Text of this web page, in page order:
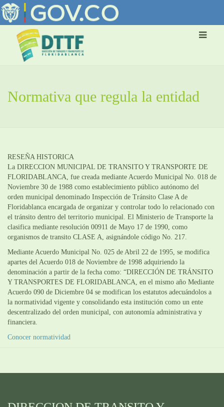
Normativa que regula la entidad
RESEÑA HISTORICA
La DIRECCION MUNICIPAL DE TRANSITO Y TRANSPORTE DE
FLORIDABLANCA, fue creada mediante Acuerdo Municipal No. 018 de
Noviembre 30 de 1988 como establecimiento público autónomo del
orden municipal denominado Inspección de Tránsito Clase A de
Floridablanca encargada de organizar y controlar todo lo relacionado con
el tránsito dentro del territorio municipal. El Ministerio de Transporte la
clasifica mediante resolución 00911 de Mayo 17 de 1990, como
organismos de transito CLASE A, asignándole código No. 217.
Mediante Acuerdo Municipal No. 025 de Abril 22 de 1995, se modifica
apartes del Acuerdo 018 de Noviembre de 1998 adquiriendo la
denominación a partir de la fecha como: “DIRECCIÓN DE TRÁNSITO
Y TRANSPORTES DE FLORIDABLANCA, en el mismo año Mediante
Acuerdo 090 de Diciembre 04 se modifican los estatutos adecuándolos a
la normatividad vigente y consolidando esta institución como un ente
descentralizado del orden municipal, con autonomía administrativa y
financiera.
Conocer normatividad